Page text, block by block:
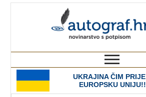
UKRAJINA ČIM
EUROPSKU UNIJU!!